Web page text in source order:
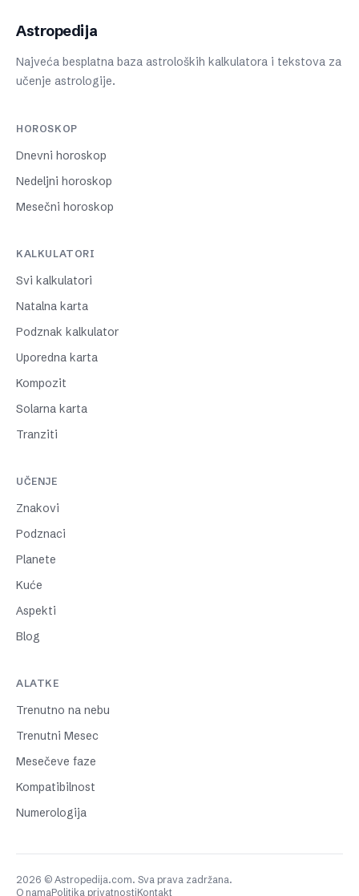
Astropedija
Najveća besplatna baza astroloških kalkulatora i tekstova za
učenje astrologije.
HOROSKOP
Dnevni horoskop
Nedeljni horoskop
Mesečni horoskop
KALKULATORI
Svi kalkulatori
Natalna karta
Podznak kalkulator
Uporedna karta
Kompozit
Solarna karta
Tranziti
UČENJE
Znakovi
Podznaci
Planete
Kuće
Aspekti
Blog
ALATKE
Trenutno na nebu
Trenutni Mesec
Mesečeve faze
Kompatibilnost
Numerologija
2026 © Astropedija.com. Sva prava zadržana.
O namaPolitika privatnostiKontakt